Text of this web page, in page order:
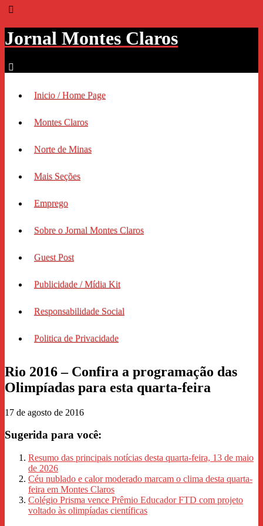
Jornal Montes Claros
Inicio / Home Page
Montes Claros
Norte de Minas
Mais Seções
Emprego
Sobre o Jornal Montes Claros
Guest Post
Publicidade / Mídia Kit
Responsabilidade Social
Politica de Privacidade
Rio 2016 – Confira a programação das
Olimpíadas para esta quarta-feira
17 de agosto de 2016
Sugerida para você:
Resumo das principais notícias desta quarta-feira, 13 de maio
de 2026
Céu nublado e calor moderado marcam o clima desta quarta-
feira em Montes Claros
Colégio Prisma vence Prêmio Educador FTD com projeto
voltado às olimpíadas científicas